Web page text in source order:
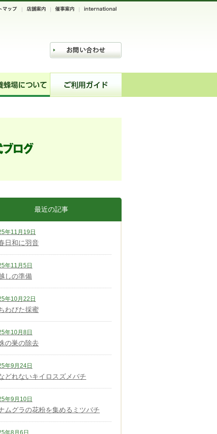
最近の記事
年11月19日
日和に羽音
年11月5日
しの準備
年10月22日
わびた採蜜
年10月8日
の巣の除去
年9月24日
どれないキイロスズメバチ
年9月10日
ムグラの花粉を集めるミツバチ
年8月6日